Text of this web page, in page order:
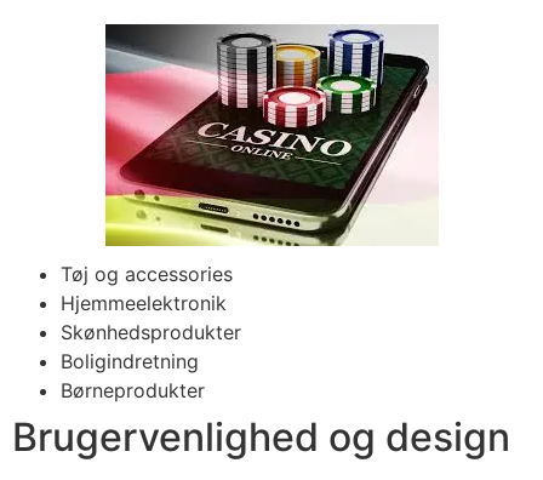
Tøj og accessories
Hjemmeelektronik
Skønhedsprodukter
Boligindretning
Børneprodukter
Brugervenlighed og design